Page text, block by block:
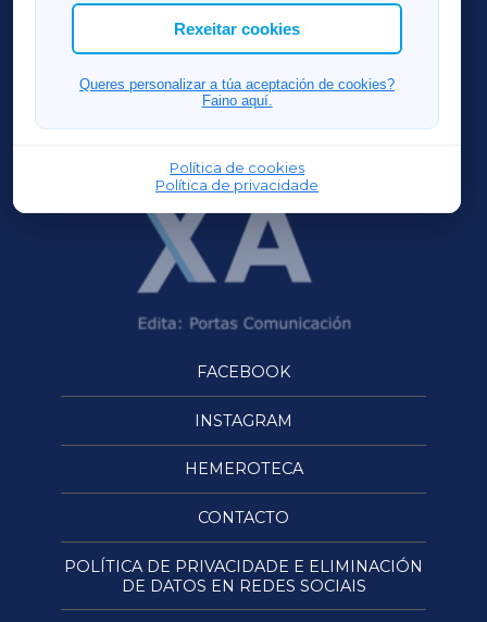
Rexeitar cookies
Queres personalizar a túa aceptación de cookies?
Faino aquí.
Política de cookies
Política de privacidade
ACORUÑAXA
FERROLXA
OURENSEXA
FACEBOOK
INSTAGRAM
HEMEROTECA
CONTACTO
POLÍTICA DE PRIVACIDADE E ELIMINACIÓN
DE DATOS EN REDES SOCIAIS